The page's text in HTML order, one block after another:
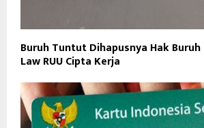
Buruh Tuntut Dihapusnya Hak
Law RUU Cipta Kerja